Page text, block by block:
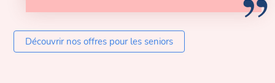
Découvrir nos offres pour les seniors